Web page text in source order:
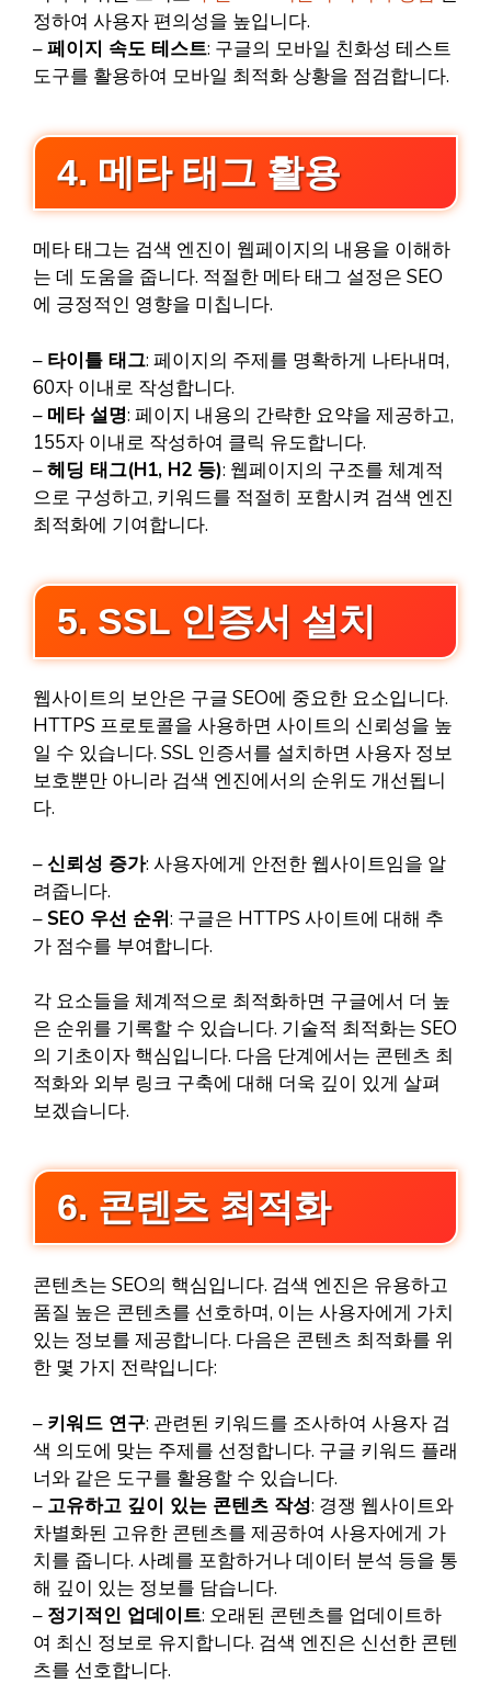
정하여 사용자 편의성을 높입니다.
–페이지 속도 테스트: 구글의 모바일 친화성 테스트
도구를 활용하여 모바일 최적화 상황을 점검합니다.
4. 메타 태그 활용
메타 태그는 검색 엔진이 웹페이지의 내용을 이해하
는 데 도움을 줍니다. 적절한 메타 태그 설정은 SEO
에 긍정적인 영향을 미칩니다.
– 타이틀 태그: 페이지의 주제를 명확하게 나타내며,
60자 이내로 작성합니다.
– 메타 설명: 페이지 내용의 간략한 요약을 제공하고,
155자 이내로 작성하여 클릭 유도합니다.
–헤딩 태그(H1, H2 등): 웹페이지의 구조를 체계적
으로 구성하고, 키워드를 적절히 포함시켜 검색 엔진
최적화에 기여합니다.
5. SSL 인증서 설치
웹사이트의 보안은 구글 SEO에 중요한 요소입니다.
HTTPS 프로토콜을 사용하면 사이트의 신뢰성을 높
일 수 있습니다. SSL 인증서를 설치하면 사용자 정보
보호뿐만 아니라 검색 엔진에서의 순위도 개선됩니
다.
–신뢰성 증가: 사용자에게 안전한 웹사이트임을 알
려줍니다.
– SEO 우선 순위: 구글은 HTTPS 사이트에 대해 추
가 점수를 부여합니다.
각 요소들을 체계적으로 최적화하면 구글에서 더 높
은 순위를 기록할 수 있습니다. 기술적 최적화는 SEO
의 기초이자 핵심입니다. 다음 단계에서는 콘텐츠 최
적화와 외부 링크 구축에 대해 더욱 깊이 있게 살펴
보겠습니다.
6. 콘텐츠 최적화
콘텐츠는 SEO의 핵심입니다. 검색 엔진은 유용하고
품질 높은 콘텐츠를 선호하며, 이는 사용자에게 가치
있는 정보를 제공합니다. 다음은 콘텐츠 최적화를 위
한 몇 가지 전략입니다:
– 키워드 연구: 관련된 키워드를 조사하여 사용자 검
색 의도에 맞는 주제를 선정합니다. 구글 키워드 플래
너와 같은 도구를 활용할 수 있습니다.
– 고유하고 깊이 있는 콘텐츠 작성: 경쟁 웹사이트와
차별화된 고유한 콘텐츠를 제공하여 사용자에게 가
치를 줍니다. 사례를 포함하거나 데이터 분석 등을 통
해 깊이 있는 정보를 담습니다.
– 정기적인 업데이트: 오래된 콘텐츠를 업데이트하
여 최신 정보로 유지합니다. 검색 엔진은 신선한 콘텐
츠를 선호합니다.